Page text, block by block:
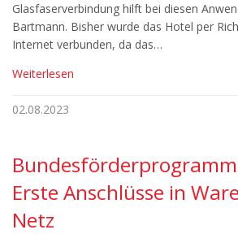
Glasfaserverbindung hilft bei diesen
Bartmann. Bisher wurde das Hotel per
Internet verbunden, da das…
Weiterlesen
02.08.2023
Erste Anschlüsse in
Netz